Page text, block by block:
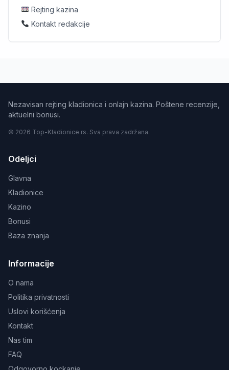
Rejting kazina
Kontakt redakcije
Nezavisan rejting kladionica i onlajn kazina. Poštene recenzije,
aktuelni bonusi.
© 2026 Top-Kladionice.rs. Sva prava zadržana.
Odeljci
Glavna
Kladionice
Kazino
Bonusi
Baza znanja
Informacije
O nama
Politika privatnosti
Uslovi korišćenja
Kontakt
Nas tim
FAQ